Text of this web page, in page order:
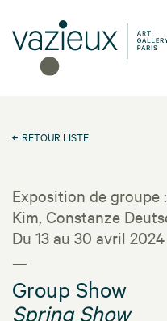
RETOUR LISTE
Exposition de groupe
Kim, Constanze
Du 13 au 30 avril 2024
—
Group Show
Spring Show